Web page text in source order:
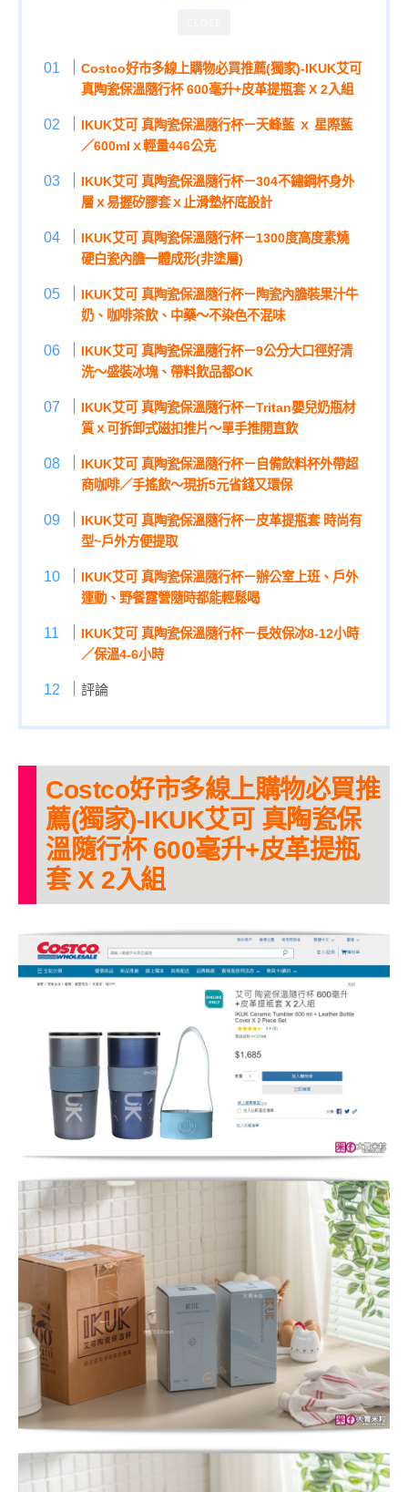
Costco好市多線上購物必買推薦(獨家)-IKUK艾可
真陶瓷保溫隨行杯 600毫升+皮革提瓶套 X 2入組
IKUK艾可 真陶瓷保溫隨行杯－天峰藍 ｘ 星際藍
／600mlｘ輕量446公克
IKUK艾可 真陶瓷保溫隨行杯－304不鏽鋼杯身外
層ｘ易握矽膠套ｘ止滑墊杯底設計
IKUK艾可 真陶瓷保溫隨行杯－1300度高度素燒
硬白瓷內膽一體成形(非塗層)
IKUK艾可 真陶瓷保溫隨行杯－陶瓷內膽裝果汁牛
奶、咖啡茶飲、中藥～不染色不混味
IKUK艾可 真陶瓷保溫隨行杯－9公分大口徑好清
洗～盛裝冰塊、帶料飲品都OK
IKUK艾可 真陶瓷保溫隨行杯－Tritan嬰兒奶瓶材
質ｘ可拆卸式磁扣推片～單手推開直飲
IKUK艾可 真陶瓷保溫隨行杯－自備飲料杯外帶超
商咖啡／手搖飲～現折5元省錢又環保
IKUK艾可 真陶瓷保溫隨行杯－皮革提瓶套 時尚有
型~戶外方便提取
IKUK艾可 真陶瓷保溫隨行杯－辦公室上班、戶外
運動、野餐露營隨時都能輕鬆喝
IKUK艾可 真陶瓷保溫隨行杯－長效保冰8-12小時
／保溫4-6小時
評論
Costco好市多線上購物必買推
薦(獨家)-IKUK艾可 真陶瓷保
溫隨行杯 600毫升+皮革提瓶
套 X 2入組